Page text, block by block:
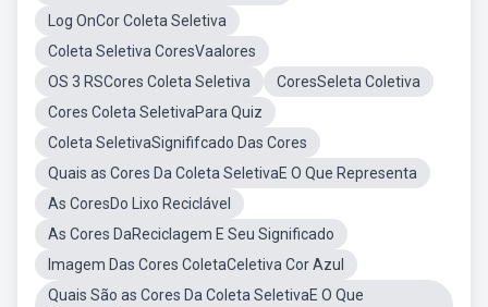
Log OnCor Coleta Seletiva
Coleta Seletiva CoresVaalores
OS 3 RSCores Coleta Seletiva
CoresSeleta Coletiva
Cores Coleta SeletivaPara Quiz
Coleta SeletivaSignififcado Das Cores
Quais as Cores Da Coleta SeletivaE O Que Representa
As CoresDo Lixo Reciclável
As Cores DaReciclagem E Seu Significado
Imagem Das Cores ColetaCeletiva Cor Azul
Quais São as Cores Da Coleta SeletivaE O Que